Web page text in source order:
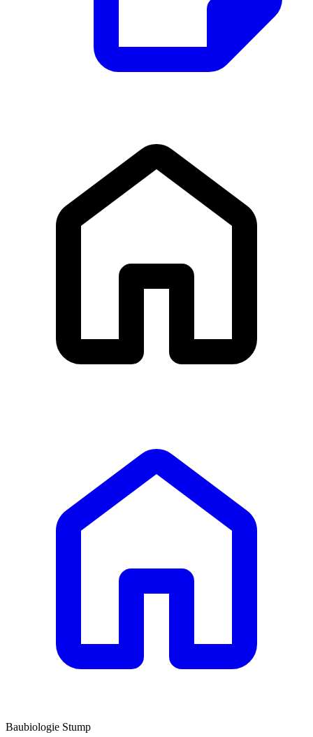
Baubiologie Stump